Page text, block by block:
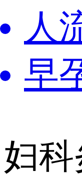
人
早
妇